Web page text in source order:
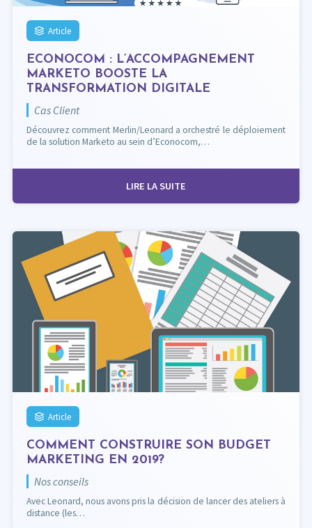
Article
ECONOCOM : L’ACCOMPAGNEMENT
MARKETO BOOSTE LA
TRANSFORMATION DIGITALE
Cas Client
Découvrez comment Merlin/Leonard a orchestré le déploiement
de la solution Marketo au sein d’Econocom,…
LIRE LA SUITE
Article
COMMENT CONSTRUIRE SON BUDGET
MARKETING EN 2019?
Nos conseils
Avec Leonard, nous avons pris la décision de lancer des ateliers à
distance (les…